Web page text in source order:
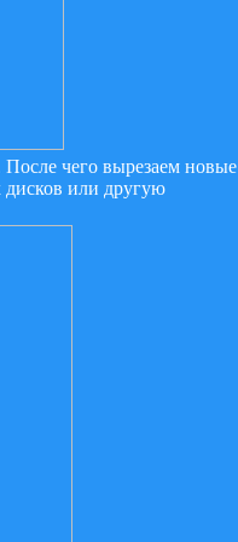
чего вырезаем новые
или другую